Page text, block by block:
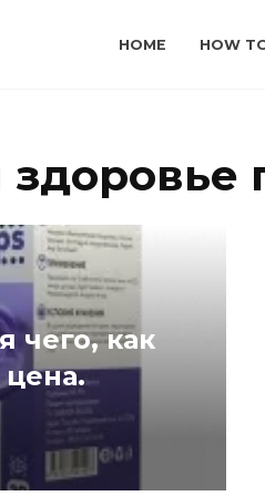
HOME HOW
чего, как